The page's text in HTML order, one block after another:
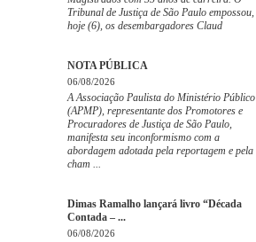
Tribunal de Justiça de São Paulo empossou,
hoje (6), os desembargadores Claud
NOTA PÚBLICA
06/08/2026
A Associação Paulista do Ministério Público
(APMP), representante dos Promotores e
Procuradores de Justiça de São Paulo,
manifesta seu inconformismo com a
abordagem adotada pela reportagem e pela
cham ...
Dimas Ramalho lançará livro “Década
Contada – ...
06/08/2026